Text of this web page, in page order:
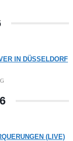
IN DÜSSELDORF
(LIVE)